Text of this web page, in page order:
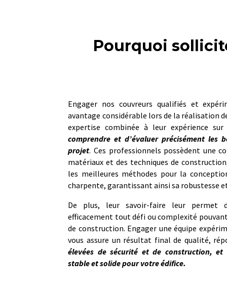
Pourquoi
Engager nos couvreurs qualifiés et
avantage considérable lors de la réalisation
expertise combinée à leur expérience
comprendre et d’évaluer précisément les
projet. Ces professionnels possèdent une
matériaux et des techniques de
les meilleures méthodes pour la
charpente, garantissant ainsi sa robustesse
De plus, leur savoir-faire leur permet
efficacement tout défi ou complexité
de construction. Engager une équipe
vous assure un résultat final de qualité,
élevées de sécurité et de construction,
stable et solide pour votre édifice.